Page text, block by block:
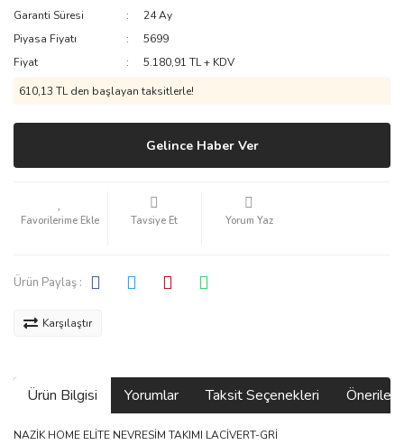
Garanti Süresi
24 Ay
Piyasa Fiyatı
5699
Fiyat
5.180,91 TL + KDV
610,13 TL den başlayan taksitlerle!
Gelince Haber Ver
Tavsiye Et Yorum Yaz
Ürün Paylaş :
Karşılaştır
Ürün Bilgisi Yorumlar Taksit Seçenekleri
NAZİK HOME ELİTE NEVRESİM TAKIMI LACİVERT-GRİ